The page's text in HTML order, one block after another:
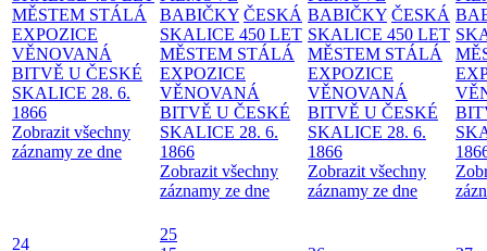
MĚSTEM STÁLÁ
EXPOZICE
VĚNOVANÁ
BITVĚ U ČESKÉ
SKALICE 28. 6.
1866
Zobrazit všechny
záznamy ze dne
BABIČKY ČESKÁ
SKALICE 450 LET
MĚSTEM STÁLÁ
EXPOZICE
VĚNOVANÁ
BITVĚ U ČESKÉ
SKALICE 28. 6.
1866
Zobrazit všechny
záznamy ze dne
BABIČKY ČESKÁ
SKALICE 450 LET
MĚSTEM STÁLÁ
EXPOZICE
VĚNOVANÁ
BITVĚ U ČESKÉ
SKALICE 28. 6.
1866
Zobrazit všechny
záznamy ze dne
24
25